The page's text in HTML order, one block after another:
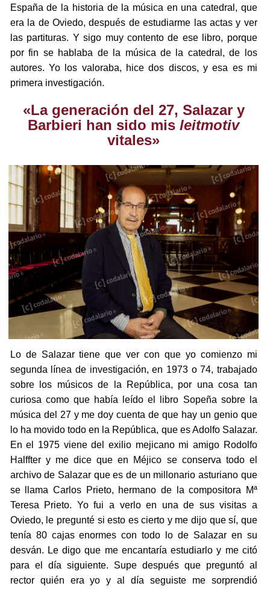
España de la historia de la música en una catedral, que
era la de Oviedo, después de estudiarme las actas y ver
las partituras. Y sigo muy contento de ese libro, porque
por fin se hablaba de la música de la catedral, de los
autores. Yo los valoraba, hice dos discos, y esa es mi
primera investigación.
«La generación del 27, Salazar y
Barbieri han sido misleitmotiv
vitales»
Lo de Salazar tiene que ver con que yo comienzo mi
segunda línea de investigación, en 1973 o 74, trabajado
sobre los músicos de la República, por una cosa tan
curiosa como que había leído el libro Sopeña sobre la
música del 27 y me doy cuenta de que hay un genio que
lo ha movido todo en la República, que es Adolfo Salazar.
En el 1975 viene del exilio mejicano mi amigo Rodolfo
Halffter y me dice que en Méjico se conserva todo el
archivo de Salazar que es de un millonario asturiano que
se llama Carlos Prieto, hermano de la compositora Mª
Teresa Prieto. Yo fui a verlo en una de sus visitas a
Oviedo, le pregunté si esto es cierto y me dijo que sí, que
tenía 80 cajas enormes con todo lo de Salazar en su
desván. Le digo que me encantaría estudiarlo y me citó
para el día siguiente. Supe después que preguntó al
rector quién era yo y al día seguiste me sorprendió